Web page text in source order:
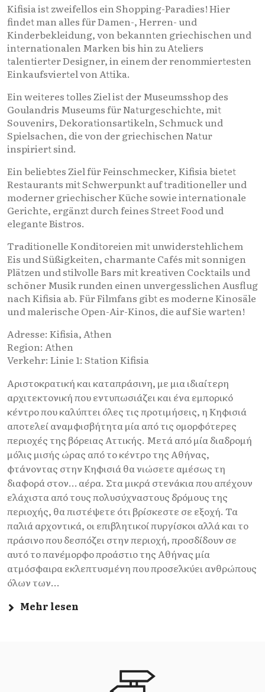
Kifisia ist zweifellos ein Shopping-Paradies! Hier
findet man alles für Damen-, Herren- und
Kinderbekleidung, von bekannten griechischen und
internationalen Marken bis hin zu Ateliers
talentierter Designer, in einem der renommiertesten
Einkaufsviertel von Attika.
Ein weiteres tolles Ziel ist der Museumsshop des
Goulandris Museums für Naturgeschichte, mit
Souvenirs, Dekorationsartikeln, Schmuck und
Spielsachen, die von der griechischen Natur
inspiriert sind.
Ein beliebtes Ziel für Feinschmecker, Kifisia bietet
Restaurants mit Schwerpunkt auf traditioneller und
moderner griechischer Küche sowie internationale
Gerichte, ergänzt durch feines Street Food und
elegante Bistros.
Traditionelle Konditoreien mit unwiderstehlichem
Eis und Süßigkeiten, charmante Cafés mit sonnigen
Plätzen und stilvolle Bars mit kreativen Cocktails und
schöner Musik runden einen unvergesslichen Ausflug
nach Kifisia ab. Für Filmfans gibt es moderne Kinosäle
und malerische Open-Air-Kinos, die auf Sie warten!
Adresse: Kifisia, Athen
Region: Athen
Verkehr: Linie 1: Station Kifisia
Αριστοκρατική και καταπράσινη, με μια ιδιαίτερη
αρχιτεκτονική που εντυπωσιάζει και ένα εμπορικό
κέντρο που καλύπτει όλες τις προτιμήσεις, η Κηφισιά
αποτελεί αναμφισβήτητα μία από τις ομορφότερες
περιοχές της βόρειας Αττικής. Μετά από μία διαδρομή
μόλις μισής ώρας από το κέντρο της Αθήνας,
φτάνοντας στην Κηφισιά θα νιώσετε αμέσως τη
διαφορά στον… αέρα. Στα μικρά στενάκια που απέχουν
ελάχιστα από τους πολυσύχναστους δρόμους της
περιοχής, θα πιστέψετε ότι βρίσκεστε σε εξοχή. Τα
παλιά αρχοντικά, οι επιβλητικοί πυργίσκοι αλλά και το
πράσινο που δεσπόζει στην περιοχή, προσδίδουν σε
αυτό το πανέμορφο προάστιο της Αθήνας μία
ατμόσφαιρα εκλεπτυσμένη που προσελκύει ανθρώπους
όλων των...
Mehr lesen